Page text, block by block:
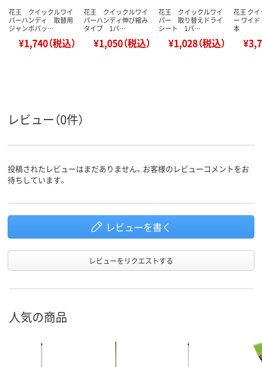
花王 クイックルワイ
パーハンディ 取替用
ジャンボパッ…
¥1,740（税込）
花王 クイックルワイ
パーハンディ伸び縮み
タイプ 1パ…
¥1,050（税込）
花王 クイックルワイ
パー 取り替えドライ
シート 1パ…
¥1,028（税込）
花王 ク
ー ワイ
本
レビュー（0件）
投稿されたレビューはまだありません。お客様のレビューコメントをお
待ちしています。
レビューを書く
レビューをリクエストする
人気の商品